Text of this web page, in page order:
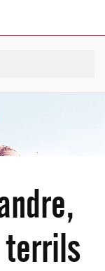
terrils